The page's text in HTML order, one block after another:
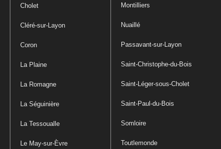
Cholet
Cléré-sur-Layon
Coron
La Plaine
La Romagne
La Séguinière
La Tessoualle
Le May-sur-Èvre
Montilliers
Nuaillé
Passavant-sur-Layon
Saint-Christophe-du-Bois
Saint-Léger-sous-Cholet
Saint-Paul-du-Bois
Somloire
Toutlemonde